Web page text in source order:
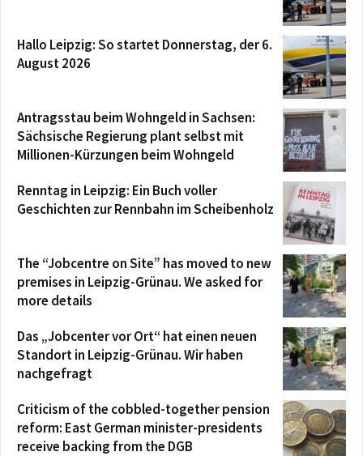
Hallo Leipzig: So startet Donnerstag, der 6.
August 2026
Antragsstau beim Wohngeld in Sachsen:
Sächsische Regierung plant selbst mit
Millionen-Kürzungen beim Wohngeld
Renntag in Leipzig: Ein Buch voller
Geschichten zur Rennbahn im Scheibenholz
The “Jobcentre on Site” has moved to new
premises in Leipzig-Grünau. We asked for
more details
Das „Jobcenter vor Ort“ hat einen neuen
Standort in Leipzig-Grünau. Wir haben
nachgefragt
Criticism of the cobbled-together pension
reform: East German minister-presidents
receive backing from the DGB